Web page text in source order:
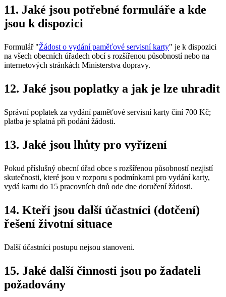
11. Jaké jsou potřebné formuláře a kde
jsou k dispozici
Formulář "Žádost o vydání paměťové servisní karty" je k dispozici
na všech obecních úřadech obcí s rozšířenou působností nebo na
internetových stránkách Ministerstva dopravy.
12. Jaké jsou poplatky a jak je lze uhradit
Správní poplatek za vydání paměťové servisní karty činí 700 Kč;
platba je splatná při podání žádosti.
13. Jaké jsou lhůty pro vyřízení
Pokud příslušný obecní úřad obce s rozšířenou působností nezjistí
skutečnosti, které jsou v rozporu s podmínkami pro vydání karty,
vydá kartu do 15 pracovních dnů ode dne doručení žádosti.
14. Kteří jsou další účastníci (dotčení)
řešení životní situace
Další účastníci postupu nejsou stanoveni.
15. Jaké další činnosti jsou po žadateli
požadovány